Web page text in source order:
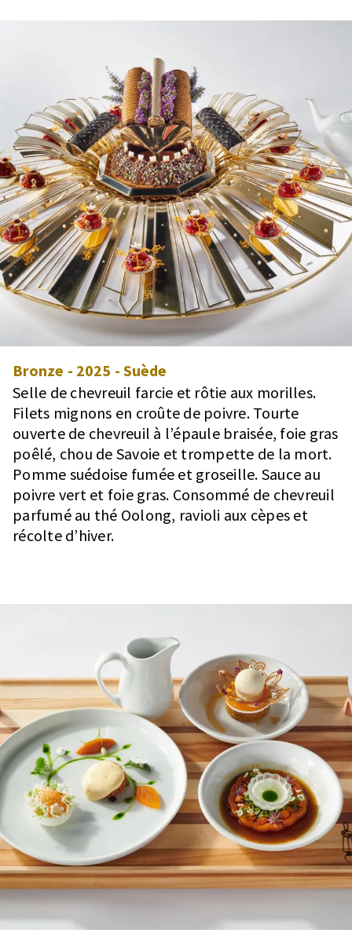
Bronze - 2025 - Suède
Selle de chevreuil farcie et rôtie aux morilles.
Filets mignons en croûte de poivre. Tourte
ouverte de chevreuil à l’épaule braisée, foie gras
poêlé, chou de Savoie et trompette de la mort.
Pomme suédoise fumée et groseille. Sauce au
poivre vert et foie gras. Consommé de chevreuil
parfumé au thé Oolong, ravioli aux cèpes et
récolte d’hiver.